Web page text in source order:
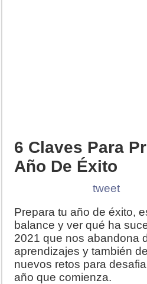
6 Claves Para
Año De Éxito
tweet
Prepara tu año de éxito,
balance y ver qué ha
2021 que nos abandona
aprendizajes y también
nuevos retos para
año que comienza.